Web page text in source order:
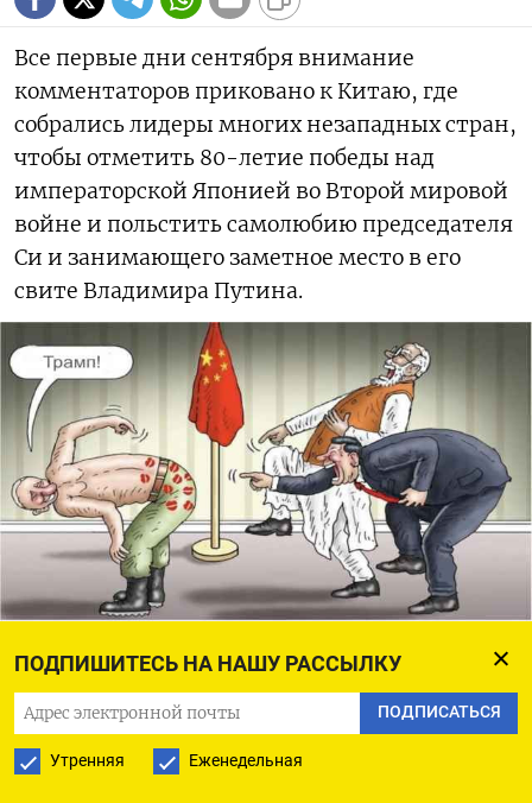
ПОДПИШИТЕСЬ НА НАШУ РАССЫЛКУ
ПОДПИСАТЬСЯ
Утренняя Еженедельная
Все первые дни сентября внимание
комментаторов приковано к Китаю, где
собрались лидеры многих незападных стран,
чтобы отметить 80-летие победы над
императорской Японией во Второй мировой
войне и польстить самолюбию председателя
Си и занимающего заметное место в его
свите Владимира Путина.
Место для мероприятия, как и состав его
участников, выглядит двусмысленно: в годы
войны Китай выступал не столько важным